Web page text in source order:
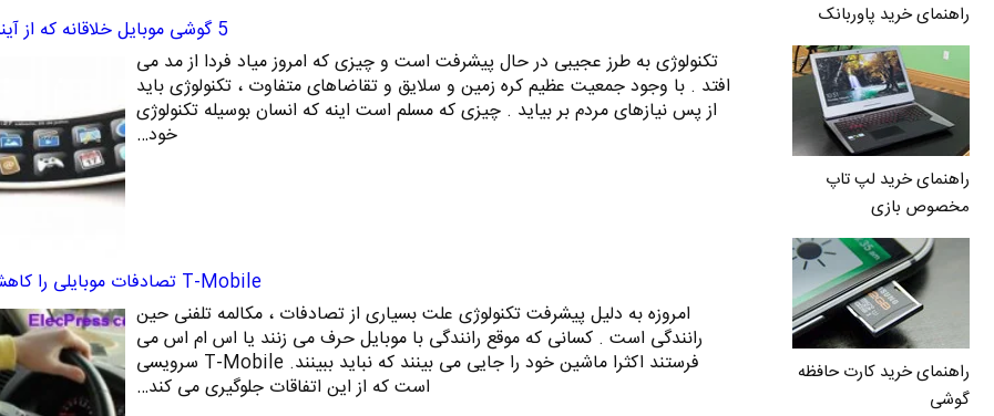
راهنمای خرید پاوربانک
راهنمای خرید لپ تاپ
مخصوص بازی
راهنمای خرید کارت حافظه
گوشی
5 گوشی موبایل خلاقانه که از آینده می آیند
تکنولوژی به طرز عجیبی در حال پیشرفت است و چیزی که امروز میاد فردا از مد می
افتد . با وجود جمعیت عظیم کره زمین و سلایق و تقاضاهای متفاوت ، تکنولوژی باید
از پس نیازهای مردم بر بیاید . چیزی که مسلم است اینه که انسان بوسیله تکنولوژی
خود…
T-Mobile تصادفات موبایلی را کاهش می دهد
امروزه به دلیل پیشرفت تکنولوژی علت بسیاری از تصادفات ، مکالمه تلفنی حین
رانندگی است . کسانی که موقع رانندگی با موبایل حرف می زنند یا اس ام اس می
فرستند اکثرا ماشین خود را جایی می بینند که نباید ببینند. T-Mobile سرویسی
است که از این اتفاقات جلوگیری می کند…